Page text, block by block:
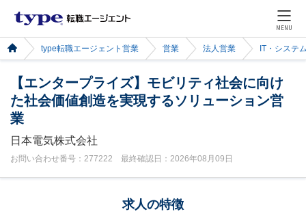
MENU
type転職エージェント営業 営業 法人営業 IT・システ
【エンタープライズ】モビリティ社会に向け
た社会価値創造を実現するソリューション営
業
日本電気株式会社
お問い合わせ番号：277222 最終確認日：2026年08月09日
求人の特徴